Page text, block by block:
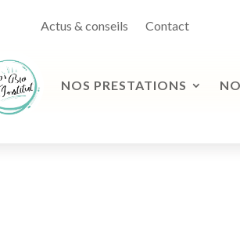
Actus & conseils Contact
NOS PRESTATIONS